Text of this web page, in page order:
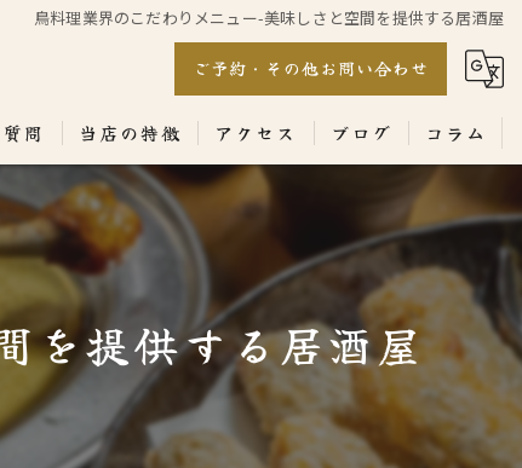
鳥料理業界のこだわりメニュー-美味しさと空間を提供する居酒屋
ご予約・その他お問い合わせ
問 当店の特徴
居酒屋
専門店
ランチ
テイクアウト
コース
アクセス ブログ コラム
を提供する居酒屋